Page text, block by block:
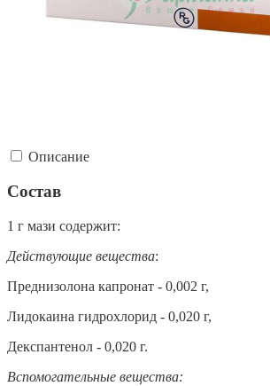
Описание
Состав
1 г мази содержит:
Действующие вещества:
Преднизолона капронат - 0,002 г,
Лидокаина гидрохлорид - 0,020 г,
Декспантенол - 0,020 г.
Вспомогательные вещества: